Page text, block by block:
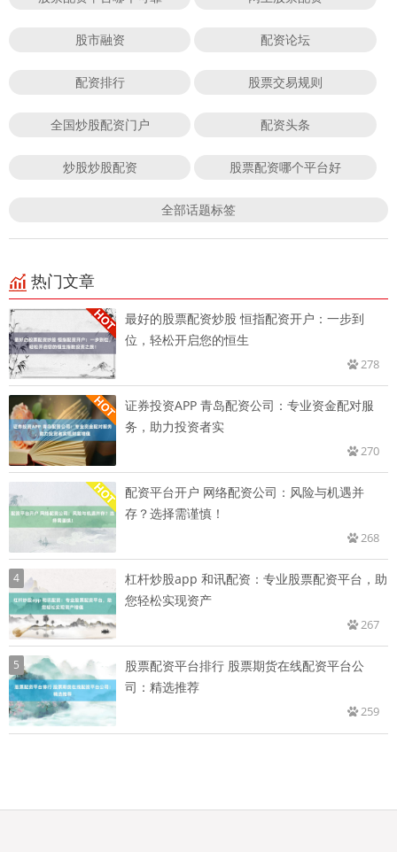
股市融资 配资论坛
配资排行 股票交易规则
全国炒股配资门户 配资头条
炒股炒股配资 股票配资哪个平台好
全部话题标签
热门文章
最好的股票配资炒股 恒指配资开户：一步到
位，轻松开启您的恒生
278
证券投资APP 青岛配资公司：专业资金配对服
务，助力投资者实
270
配资平台开户 网络配资公司：风险与机遇并
存？选择需谨慎！
268
4
杠杆炒股app 和讯配资：专业股票配资平台，助
您轻松实现资产
267
5
股票配资平台排行 股票期货在线配资平台公
司：精选推荐
259